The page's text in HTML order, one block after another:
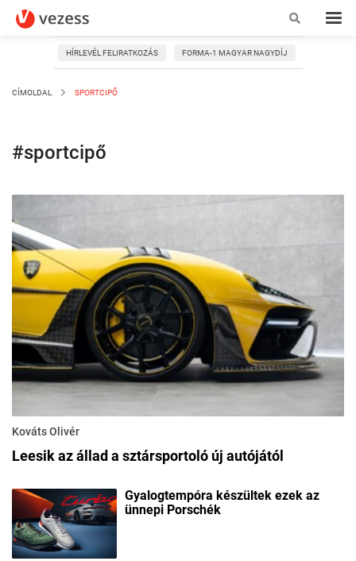
HÍRLEVÉL FELIRATKOZÁS FORMA-1 MAGYAR NAGYDÍJ
CÍMOLDAL SPORTCIPŐ
#sportcipő
Kováts Olivér
Leesik az állad a sztársportoló új autójától
Gyalogtempóra készültek ezek az
ünnepi Porschék